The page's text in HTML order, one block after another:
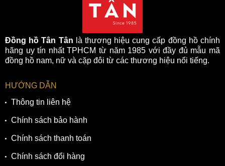
Đồng hồ Tân Tân là thương hiệu cung cấp đồng hồ chính
hãng uy tín nhất TPHCM từ năm 1985 với đầy đủ mẫu mã
đồng hồ nam, nữ và cặp đôi từ các thương hiệu nổi tiếng.
HƯỚNG DẪN
Thông tin liên hệ
Chính sách bảo hành
Chính sách thanh toán
Chính sách đổi hàng